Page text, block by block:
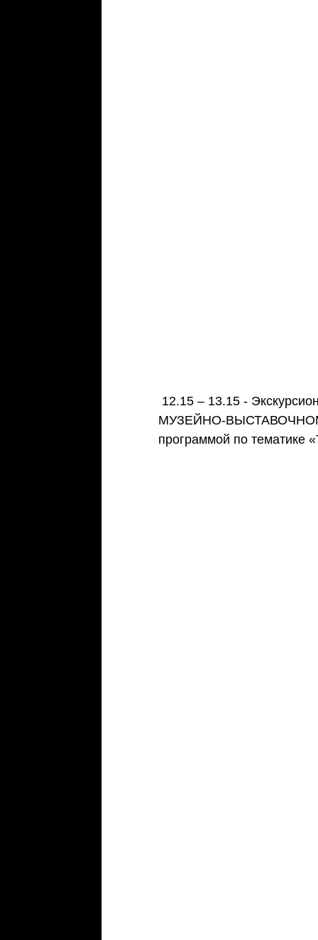
МУЗЕЙНО-
программой по тематике